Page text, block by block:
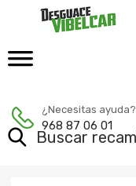
¿Necesitas ayuda?
968 87 06 01